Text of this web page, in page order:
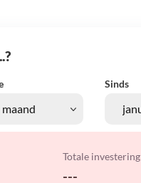
Sinds
Totale investering
---